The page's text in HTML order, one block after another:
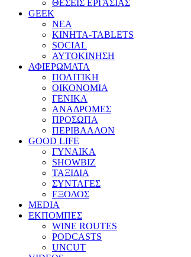
ΘΕΣΕΙΣ ΕΡΓΑΣΙΑΣ
GEEK
ΝΕΑ
ΚΙΝΗΤΑ-TABLETS
SOCIAL
ΑΥΤΟΚΙΝΗΣΗ
ΑΦΙΕΡΩΜΑΤΑ
ΠΟΛΙΤΙΚΗ
ΟΙΚΟΝΟΜΙΑ
ΓΕΝΙΚΑ
ΑΝΑΔΡΟΜΕΣ
ΠΡΟΣΩΠΑ
ΠΕΡΙΒΑΛΛΟΝ
GOOD LIFE
ΓΥΝΑΙΚΑ
SHOWBIZ
ΤΑΞΙΔΙΑ
ΣΥΝΤΑΓΕΣ
ΕΞΟΔΟΣ
MEDIA
ΕΚΠΟΜΠΕΣ
WINE ROUTES
PODCASTS
UNCUT